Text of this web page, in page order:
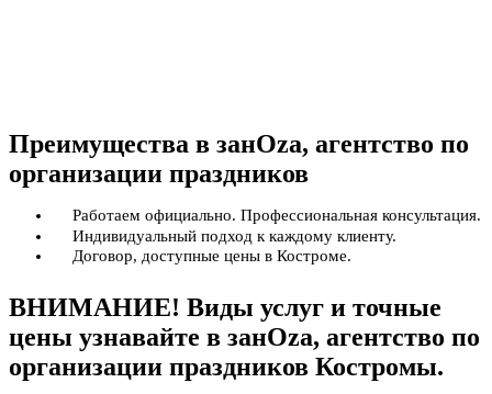
Преимущества в занОzа, агентство по
организации праздников
Работаем официально. Профессиональная консультация.
Индивидуальный подход к каждому клиенту.
Договор, доступные цены в Костроме.
ВНИМАНИЕ! Виды услуг и точные
цены узнавайте в занОzа, агентство по
организации праздников Костромы.